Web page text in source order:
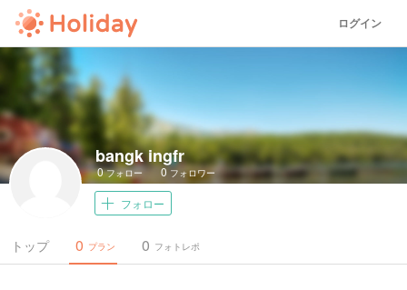
ログイン
bangk ingfr
0フォロー 0 フォロワー
フォロー
トップ プラン
0 フォトレポ
0